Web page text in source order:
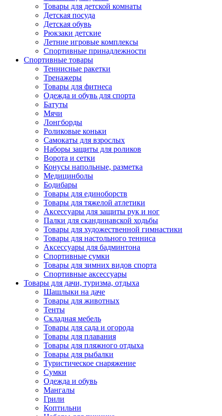
Товары для детской комнаты
Детская посуда
Детская обувь
Рюкзаки детские
Летние игровые комплексы
Спортивные принадлежности
Спортивные товары
Теннисные ракетки
Тренажеры
Товары для фитнеса
Одежда и обувь для спорта
Батуты
Мячи
Лонгборды
Роликовые коньки
Самокаты для взрослых
Наборы защиты для роликов
Ворота и сетки
Конусы напольные, разметка
Медицинболы
Бодибары
Товары для единоборств
Товары для тяжелой атлетики
Аксессуары для защиты рук и ног
Палки для скандинавской ходьбы
Товары для художественной гимнастики
Товары для настольного тенниса
Аксессуары для бадминтона
Спортивные сумки
Товары для зимних видов спорта
Спортивные аксессуары
Товары для дачи, туризма, отдыха
Шашлыки на даче
Товары для животных
Тенты
Складная мебель
Товары для сада и огорода
Товары для плавания
Товары для пляжного отдыха
Товары для рыбалки
Туристическое снаряжение
Сумки
Одежда и обувь
Мангалы
Грили
Коптильни